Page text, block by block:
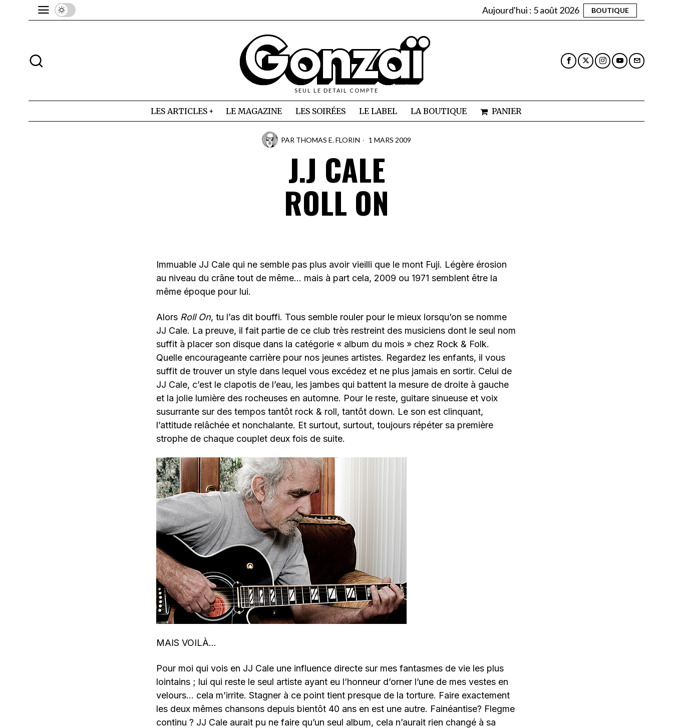
Aujourd'hui : 5 août 2026 BOUTIQUE
SEUL LE DETAIL COMPTE
LES ARTICLES LE MAGAZINE LES SOIRÉES LE LABEL LA BOUTIQUE PANIER
PAR THOMAS E. FLORIN 1 MARS 2009
J.J CALE
ROLL ON
Immuable JJ Cale qui ne semble pas plus avoir vieilli que le mont Fuji. Légère érosion
au niveau du crâne tout de même… mais à part cela, 2009 ou 1971 semblent être la
même époque pour lui.
Alors Roll On, tu l’as dit bouffi. Tous semble rouler pour le mieux lorsqu’on se nomme
JJ Cale. La preuve, il fait partie de ce club très restreint des musiciens dont le seul nom
suffit à placer son disque dans la catégorie « album du mois » chez Rock & Folk.
Quelle encourageante carrière pour nos jeunes artistes. Regardez les enfants, il vous
suffit de trouver un style dans lequel vous excédez et ne plus jamais en sortir. Celui de
JJ Cale, c’est le clapotis de l’eau, les jambes qui battent la mesure de droite à gauche
et la jolie lumière des rocheuses en automne. Pour le reste, guitare sinueuse et voix
susurrante sur des tempos tantôt rock & roll, tantôt down. Le son est clinquant,
l’attitude relâchée et nonchalante. Et surtout, surtout, toujours répéter sa première
strophe de chaque couplet deux fois de suite.
MAIS VOILÀ…
Pour moi qui vois en JJ Cale une influence directe sur mes fantasmes de vie les plus
lointains ; lui qui reste le seul artiste ayant eu l’honneur d’orner l’une de mes vestes en
velours… cela m’irrite. Stagner à ce point tient presque de la torture. Faire exactement
les deux mêmes chansons depuis bientôt 40 ans en est une autre. Fainéantise? Flegme
continu ? JJ Cale aurait pu ne faire qu’un seul album, cela n’aurait rien changé à sa